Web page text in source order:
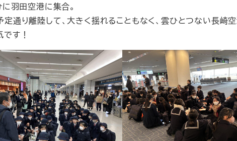
羽田空港に集合。
通り離陸して、大きく揺れることもなく、雲ひとつない長崎空
す！